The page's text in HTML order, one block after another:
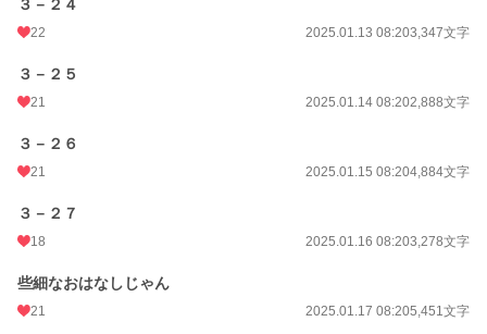
３－２４
22 2025.01.13 08:203,347文字
３－２５
21 2025.01.14 08:202,888文字
３－２６
21 2025.01.15 08:204,884文字
３－２７
18 2025.01.16 08:203,278文字
些細なおはなしじゃん
21 2025.01.17 08:205,451文字